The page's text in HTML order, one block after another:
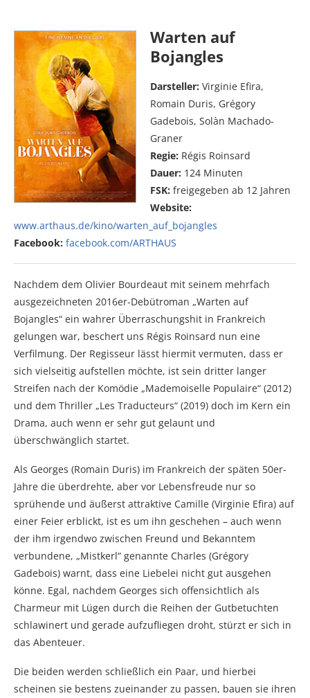
Warten auf
Bojangles
Darsteller: Virginie Efira,
Romain Duris, Grégory
Gadebois, Solàn Machado-
Graner
Regie: Régis Roinsard
Dauer: 124 Minuten
FSK: freigegeben ab 12 Jahren
Website:
www.arthaus.de/kino/warten_auf_bojangles
Facebook: facebook.com/ARTHAUS
Nachdem dem Olivier Bourdeaut mit seinem mehrfach
ausgezeichneten 2016er-Debütroman „Warten auf
Bojangles“ ein wahrer Überraschungshit in Frankreich
gelungen war, beschert uns Régis Roinsard nun eine
Verfilmung. Der Regisseur lässt hiermit vermuten, dass er
sich vielseitig aufstellen möchte, ist sein dritter langer
Streifen nach der Komödie „Mademoiselle Populaire“ (2012)
und dem Thriller „Les Traducteurs“ (2019) doch im Kern ein
Drama, auch wenn er sehr gut gelaunt und
überschwänglich startet.
Als Georges (Romain Duris) im Frankreich der späten 50er-
Jahre die überdrehte, aber vor Lebensfreude nur so
sprühende und äußerst attraktive Camille (Virginie Efira) auf
einer Feier erblickt, ist es um ihn geschehen – auch wenn
der ihm irgendwo zwischen Freund und Bekanntem
verbundene, „Mistkerl“ genannte Charles (Grégory
Gadebois) warnt, dass eine Liebelei nicht gut ausgehen
könne. Egal, nachdem Georges sich offensichtlich als
Charmeur mit Lügen durch die Reihen der Gutbetuchten
schlawinert und gerade aufzufliegen droht, stürzt er sich in
das Abenteuer.
Die beiden werden schließlich ein Paar, und hierbei
scheinen sie bestens zueinander zu passen, bauen sie ihren